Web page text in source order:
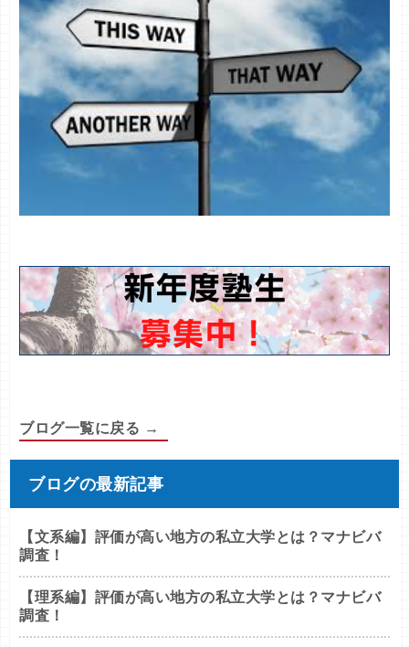
ブログ一覧に戻る →
ブログの最新記事
【文系編】評価が高い地方の私立大学とは？マナビバ
調査！
【理系編】評価が高い地方の私立大学とは？マナビバ
調査！